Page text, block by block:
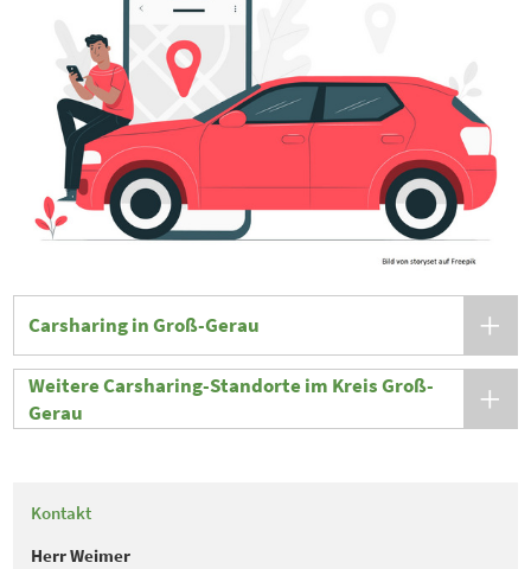
Carsharing in Groß-Gerau
Weitere Carsharing-Standorte im Kreis Groß-
Gerau
Kontakt
Herr Weimer